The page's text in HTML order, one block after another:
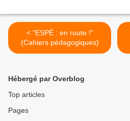
< "ESPÉ : en route !"
(Cahiers pédagogiques)
Hébergé par Overblog
Top articles
Pages